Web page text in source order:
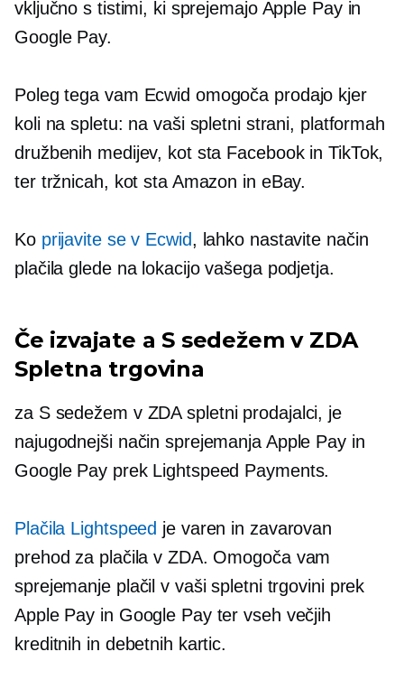
vključno s tistimi, ki sprejemajo Apple Pay in
Google Pay.
Poleg tega vam Ecwid omogoča prodajo kjer
koli na spletu: na vaši spletni strani, platformah
družbenih medijev, kot sta Facebook in TikTok,
ter tržnicah, kot sta Amazon in eBay.
Ko prijavite se v Ecwid, lahko nastavite način
plačila glede na lokacijo vašega podjetja.
Če izvajate aS sedežem v ZDA
Spletna trgovina
za S sedežem v ZDAspletni prodajalci, je
najugodnejši način sprejemanja Apple Pay in
Google Pay prek Lightspeed Payments.
Plačila Lightspeed je varen in zavarovan
prehod za plačila v ZDA. Omogoča vam
sprejemanje plačil v vaši spletni trgovini prek
Apple Pay in Google Pay ter vseh večjih
kreditnih in debetnih kartic.